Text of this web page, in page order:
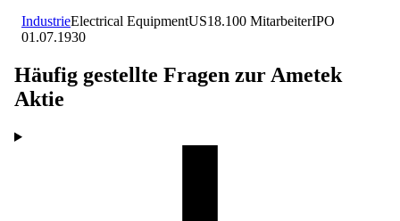
IndustrieElectrical EquipmentUS18.100 MitarbeiterIPO
01.07.1930
Häufig gestellte Fragen zur Ametek
Aktie